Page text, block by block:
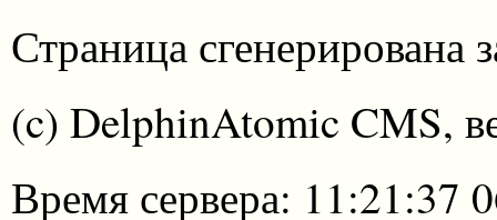
Страница сгенерирована
(c) DelphinAtomic CMS,
Время сервера: 11:21:37